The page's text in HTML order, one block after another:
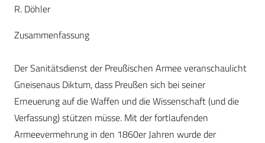
R. Döhler
Zusammenfassung
Der Sanitätsdienst der Preußischen Armee veranschaulicht
Gneisenaus Diktum, dass Preußen sich bei seiner
Erneuerung auf die Waffen und die Wissenschaft (und die
Verfassung) stützen müsse. Mit der fortlaufenden
Armeevermehrung in den 1860er Jahren wurde der